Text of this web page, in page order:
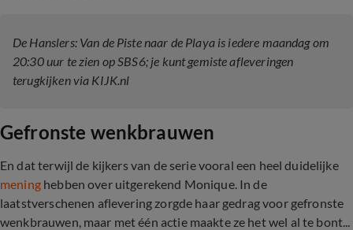
De Hanslers: Van de Piste naar de Playa is iedere maandag om
20:30 uur te zien op SBS6; je kunt gemiste afleveringen
terugkijken via KIJK.nl
Gefronste wenkbrauwen
En dat terwijl de kijkers van de serie vooral een heel duidelijke
mening hebben over uitgerekend Monique. In de
laatstverschenen aflevering zorgde haar gedrag voor gefronste
wenkbrauwen, maar met één actie maakte ze het wel al te bont...